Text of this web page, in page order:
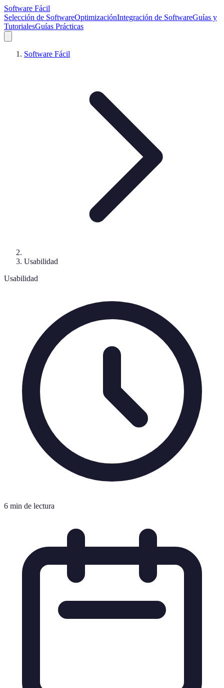
Software Fácil
Selección de SoftwareOptimizaciónIntegración de SoftwareGuías y
TutorialesGuías Prácticas
Software Fácil
Usabilidad
Usabilidad
6 min de lectura